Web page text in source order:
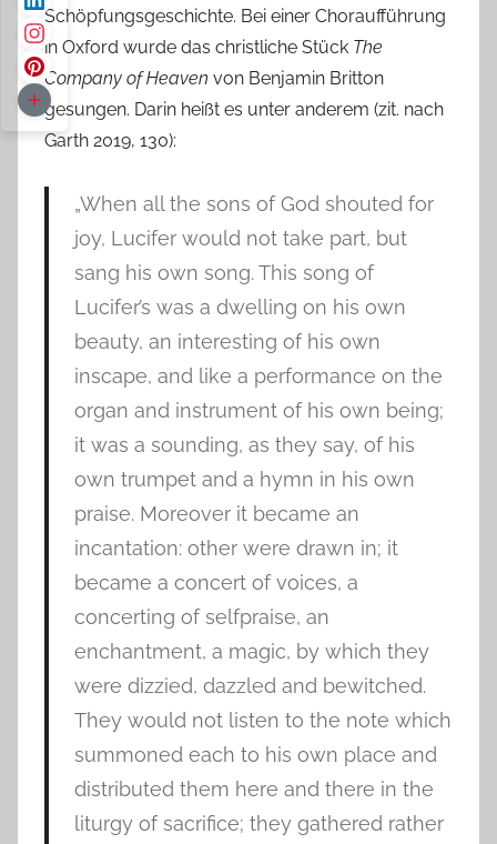
Schöpfungsgeschichte. Bei einer Choraufführung
in Oxford wurde das christliche Stück The
Company of Heaven von Benjamin Britton
gesungen. Darin heißt es unter anderem (zit. nach
Garth 2019, 130):
„When all the sons of God shouted for
joy, Lucifer would not take part, but
sang his own song. This song of
Lucifer’s was a dwelling on his own
beauty, an interesting of his own
inscape, and like a performance on the
organ and instrument of his own being;
it was a sounding, as they say, of his
own trumpet and a hymn in his own
praise. Moreover it became an
incantation: other were drawn in; it
became a concert of voices, a
concerting of selfpraise, an
enchantment, a magic, by which they
were dizzied, dazzled and bewitched.
They would not listen to the note which
summoned each to his own place and
distributed them here and there in the
liturgy of sacrifice; they gathered rather